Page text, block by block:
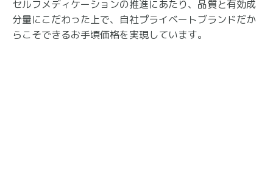
セルフメディケーションの推進にあたり、品質と有効成
分量にこだわった上で、自社プライベートブランドだか
らこそできるお手頃価格を実現しています。